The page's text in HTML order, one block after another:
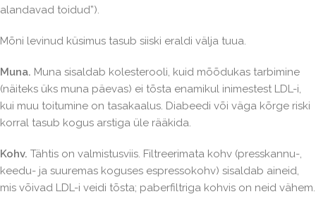
alandavad toidud”).
Mõni levinud küsimus tasub siiski eraldi välja tuua.
Muna. Muna sisaldab kolesterooli, kuid mõõdukas tarbimine
(näiteks üks muna päevas) ei tõsta enamikul inimestest LDL-i,
kui muu toitumine on tasakaalus. Diabeedi või väga kõrge riski
korral tasub kogus arstiga üle rääkida.
Kohv. Tähtis on valmistusviis. Filtreerimata kohv (presskannu-,
keedu- ja suuremas koguses espressokohv) sisaldab aineid,
mis võivad LDL-i veidi tõsta; paberfiltriga kohvis on neid vähem.